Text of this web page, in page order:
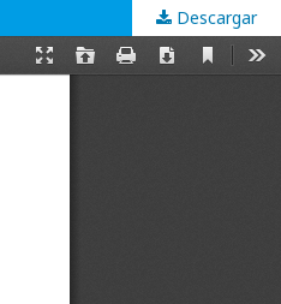
Descargar